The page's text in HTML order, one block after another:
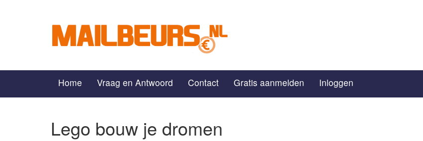
Home Vraag en Antwoord Contact Gratis aanmelden Inloggen
Lego bouw je dromen